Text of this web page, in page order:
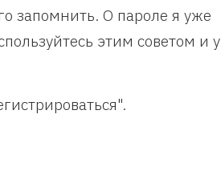
запомнить. О пароле я уже
этим советом и у